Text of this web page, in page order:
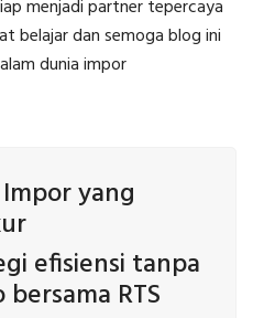
menjadi partner tepercaya
belajar dan semoga blog ini
dunia impor
yang
efisiensi tanpa
RTS